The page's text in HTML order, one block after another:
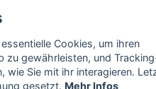
Cookies, um ihren
zu gewährleisten, und
wie Sie mit ihr interagieren.
gesetzt. Mehr Infos